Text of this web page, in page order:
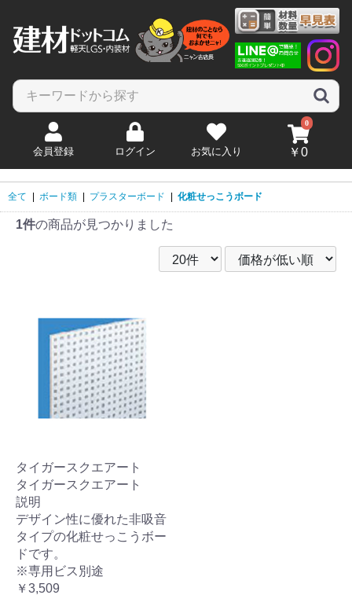
会員登録 ログイン お気に入り
0
￥0
全て | ボード類 | プラスターボード | 化粧せっこうボード
1件の商品が見つかりました
タイガースクエアート
タイガースクエアート
説明
デザイン性に優れた非吸音
タイプの化粧せっこうボー
ドです。
※専用ビス別途
￥3,509